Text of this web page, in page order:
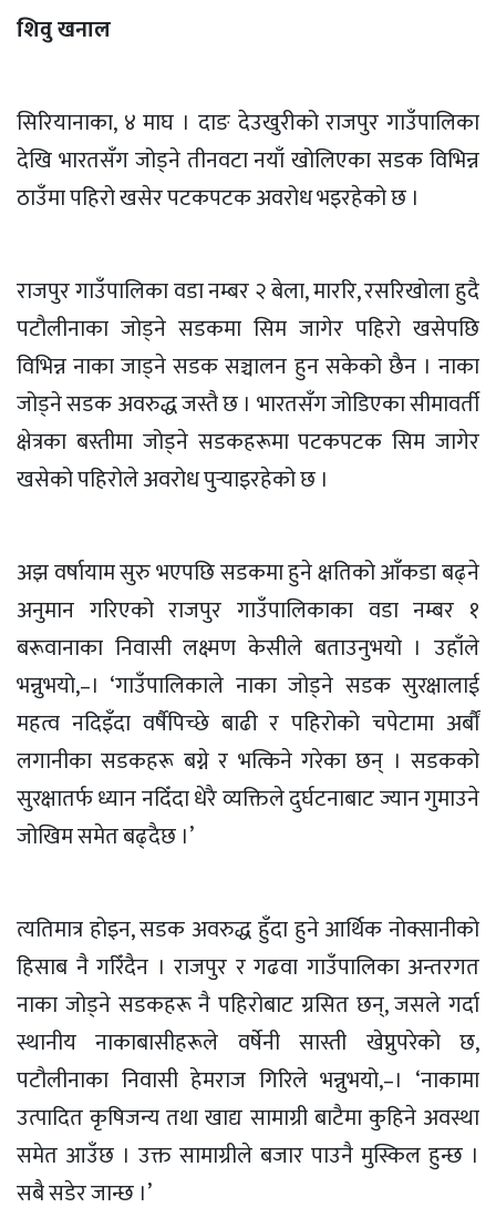
शिवुखनाल
सिरियानाका,४ माघ । दाङ देउखुरीको राजपुर गाउँपालिका
देखि भारतसँग जोड्नेतीनवटानयाँ खोलिएका सडक विभिन्न
ठाउँमा पहिरो खसेरपटकपटकअवरोध भइरहेको छ ।
राजपुर गाउँपालिका वडा नम्बर २ बेला,माररि,रसरिखोलाहुदै
पटौलीनाका जोड्ने सडकमा सिम जागेर पहिरो खसेपछि
विभिन्न नाकाजाड्नेसडक सञ्चालन हुन सकेको छैन । नाका
जोड्ने सडक अवरुद्ध जस्तै छ । भारतसँग जोडिएकासीमावर्ती
क्षेत्रका बस्तीमा जोड्ने सडकहरूमा पटकपटक सिम जागेर
खसेको पहिरोले अवरोधपुर्‍याइरहेकोछ ।
अझ वर्षायाम सुरु भएपछि सडकमा हुने क्षतिको आँकडा बढ्ने
अनुमान गरिएको राजपुर गाउँपालिकाका वडा नम्बर १
बरूवानाका निवासी लक्ष्मण केसीले बताउनुभयो । उहाँले
भन्नुभयो,–। ‘गाउँपालिकाले नाका जोड्ने सडक सुरक्षालाई
महत्व नदिइँदा वर्षैपिच्छे बाढी र पहिरोको चपेटामा अर्बौं
लगानीकासडकहरू बग्ने र भत्किने गरेका छन् । सडकको
सुरक्षातर्फध्यान नदिँदा धेरै व्यक्तिले दुर्घटनाबाट ज्यान गुमाउने
जोखिम समेत बढ्दैछ ।’
त्यतिमात्र होइन, सडक अवरुद्ध हुँदा हुने आर्थिक नोक्सानीको
हिसाब नै गरिँदैन । राजपुर र गढवा गाउँपालिका अन्तरगत
नाका जोड्ने सडकहरूनै पहिरोबाट ग्रसित छन्, जसले गर्दा
स्थानीयनाकाबासीहरूले वर्षेनी सास्ती खेप्नुपरेको छ,
पटौलीनाका निवासी हेमराज गिरिले भन्नुभयो,–। ‘नाकामा
उत्पादित कृषिजन्य तथा खाद्य सामाग्रीबाटैमा कुहिने अवस्था
समेत आउँछ । उक्त सामाग्रीले बजार पाउनै मुस्किल हुन्छ ।
सबै सडेर जान्छ ।’